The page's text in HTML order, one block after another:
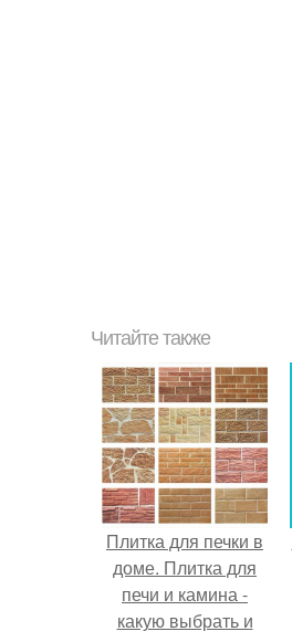
Читайте также
Плитка для печки в
доме. Плитка для
печи и камина -
какую выбрать и